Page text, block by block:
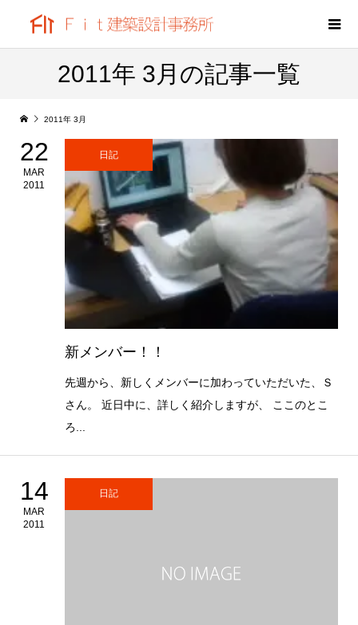
2011年 3月の記事一覧
2011年 3月
22
MAR
2011
日記
新メンバー！！
先週から、新しくメンバーに加わっていただいた、Ｓ
さん。 近日中に、詳しく紹介しますが、 ここのとこ
ろ...
14
MAR
2011
日記